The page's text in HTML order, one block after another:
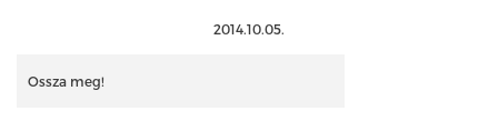
2014.10.05.
Ossza meg!